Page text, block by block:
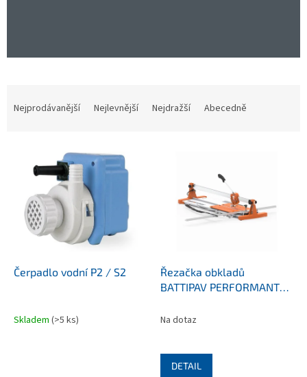
Nejprodávanější Nejlevnější Nejdražší Abecedně
Čerpadlo vodní P2 / S2
Skladem (>5 ks)
Řezačka obkladů
BATTIPAV PERFORMANTE
Na dotaz
DETAIL